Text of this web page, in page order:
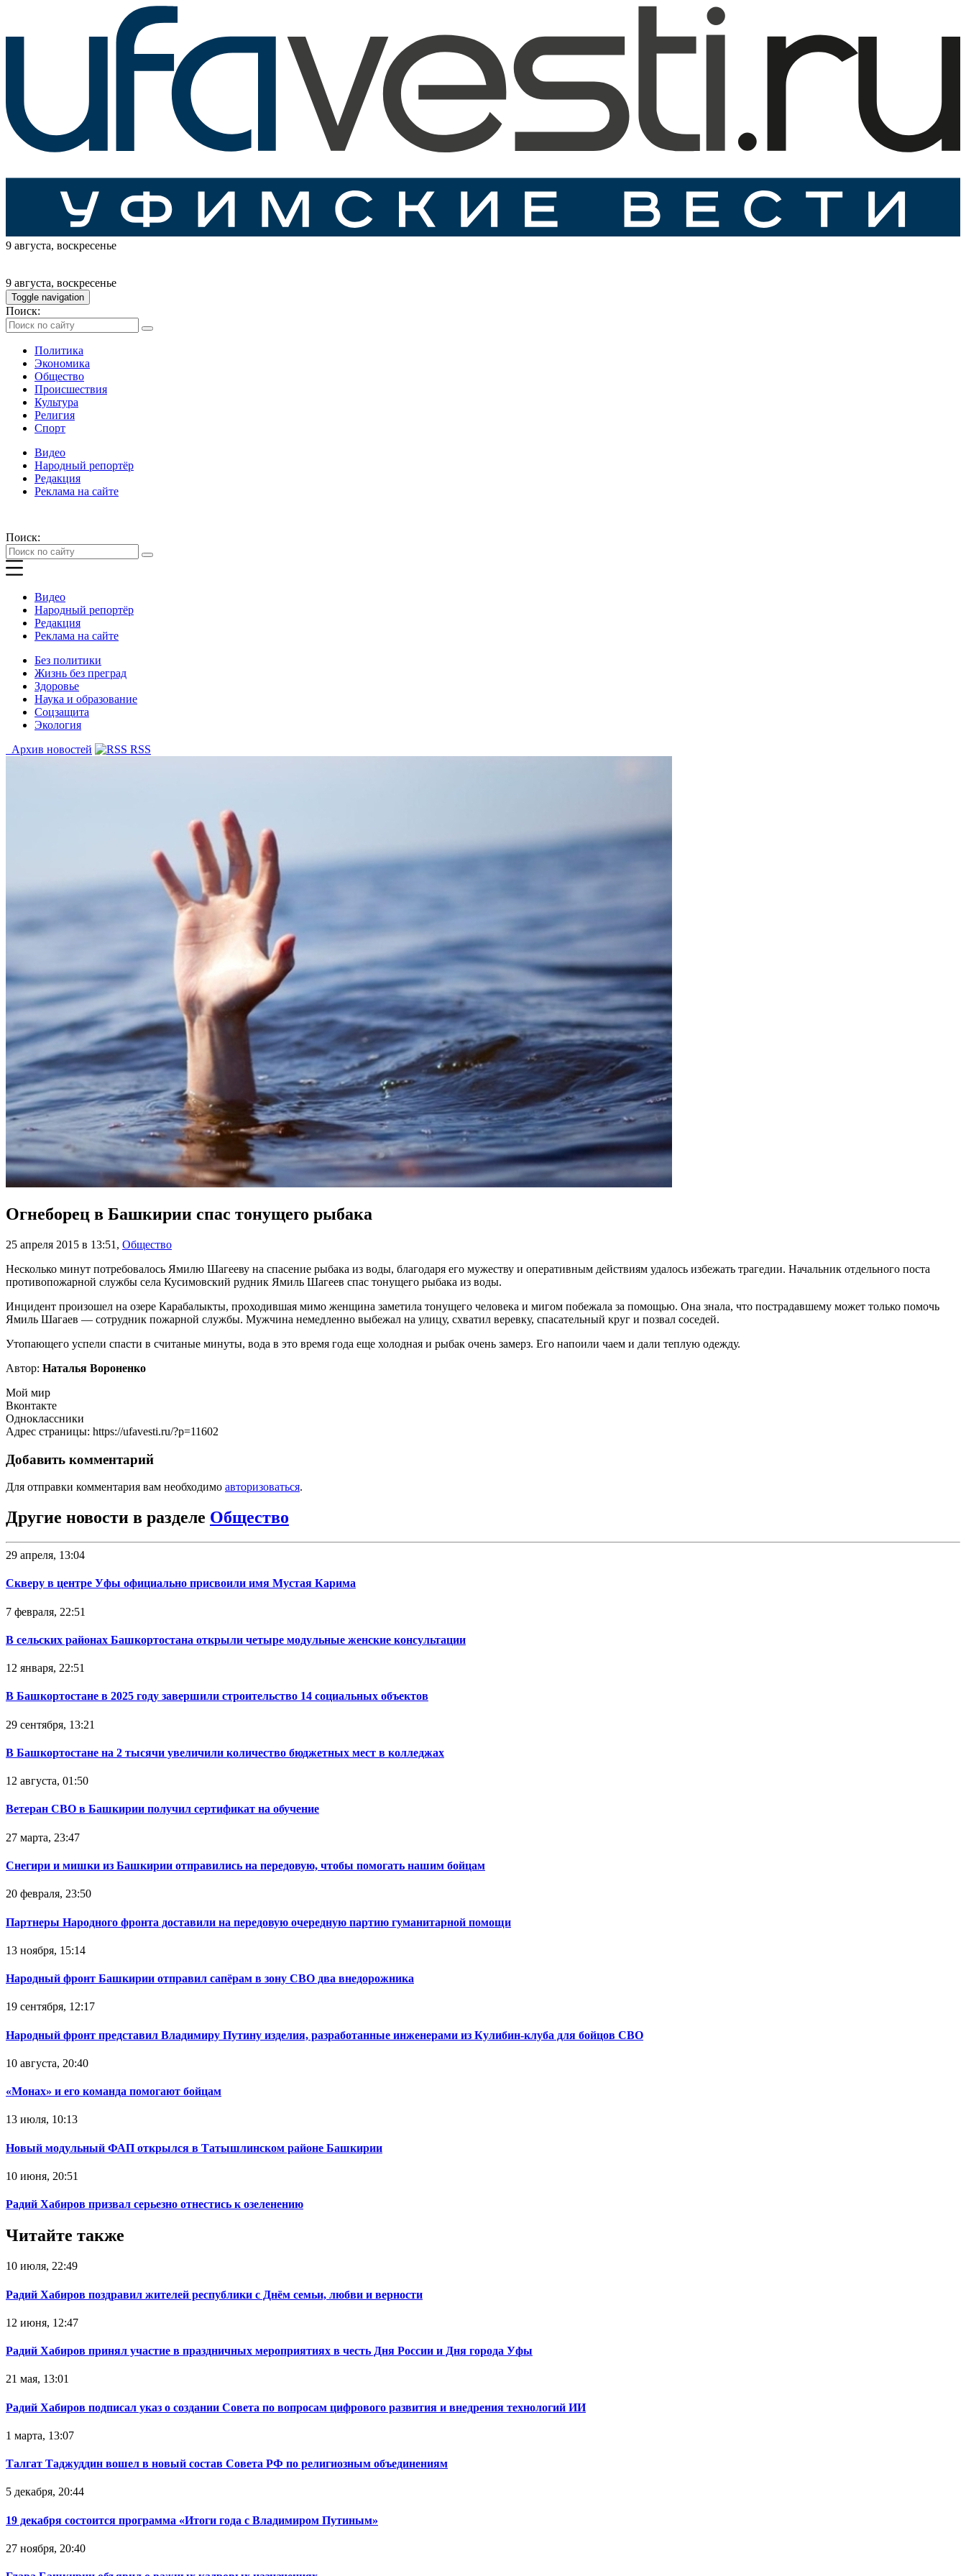
9 августа, воскресенье
9 августа, воскресенье
Toggle navigation
Поиск:
Политика
Экономика
Общество
Происшествия
Культура
Религия
Спорт
Видео
Народный репортёр
Редакция
Реклама на сайте
Поиск:
Видео
Народный репортёр
Редакция
Реклама на сайте
Без политики
Жизнь без преград
Здоровье
Наука и образование
Соцзащита
Экология
Архив новостей
RSS
Огнеборец в Башкирии спас тонущего рыбака
25 апреля 2015 в 13:51 , Общество
Несколько минут потребовалось Ямилю Шагееву на спасение рыбака из воды, благодаря его мужеству и оперативным действиям удалось избежать трагедии. Начальник отдельного поста
противопожарной службы села Кусимовский рудник Ямиль Шагеев спас тонущего рыбака из воды.
Инцидент произошел на озере Карабалыкты, проходившая мимо женщина заметила тонущего человека и мигом побежала за помощью. Она знала, что пострадавшему может только помочь
Ямиль Шагаев — сотрудник пожарной службы. Мужчина немедленно выбежал на улицу, схватил веревку, спасательный круг и позвал соседей.
Утопающего успели спасти в считаные минуты, вода в это время года еще холодная и рыбак очень замерз. Его напоили чаем и дали теплую одежду.
Автор: Наталья Вороненко
Мой мир
Вконтакте
Одноклассники
Адрес страницы: https://ufavesti.ru/?p=11602
Добавить комментарий
Для отправки комментария вам необходимо авторизоваться.
Другие новости в разделе Общество
29 апреля, 13:04
Скверу в центре Уфы официально присвоили имя Мустая Карима
7 февраля, 22:51
В сельских районах Башкортостана открыли четыре модульные женские консультации
12 января, 22:51
В Башкортостане в 2025 году завершили строительство 14 социальных объектов
29 сентября, 13:21
В Башкортостане на 2 тысячи увеличили количество бюджетных мест в колледжах
12 августа, 01:50
Ветеран СВО в Башкирии получил сертификат на обучение
27 марта, 23:47
Снегири и мишки из Башкирии отправились на передовую, чтобы помогать нашим бойцам
20 февраля, 23:50
Партнеры Народного фронта доставили на передовую очередную партию гуманитарной помощи
13 ноября, 15:14
Народный фронт Башкирии отправил сапёрам в зону СВО два внедорожника
19 сентября, 12:17
Народный фронт представил Владимиру Путину изделия, разработанные инженерами из Кулибин-клуба для бойцов СВО
10 августа, 20:40
«Монах» и его команда помогают бойцам
13 июля, 10:13
Новый модульный ФАП открылся в Татышлинском районе Башкирии
10 июня, 20:51
Радий Хабиров призвал серьезно отнестись к озеленению
Читайте также
10 июля, 22:49
Радий Хабиров поздравил жителей республики с Днём семьи, любви и верности
12 июня, 12:47
Радий Хабиров принял участие в праздничных мероприятиях в честь Дня России и Дня города Уфы
21 мая, 13:01
Радий Хабиров подписал указ о создании Совета по вопросам цифрового развития и внедрения технологий ИИ
1 марта, 13:07
Талгат Таджуддин вошел в новый состав Совета РФ по религиозным объединениям
5 декабря, 20:44
19 декабря состоится программа «Итоги года с Владимиром Путиным»
27 ноября, 20:40